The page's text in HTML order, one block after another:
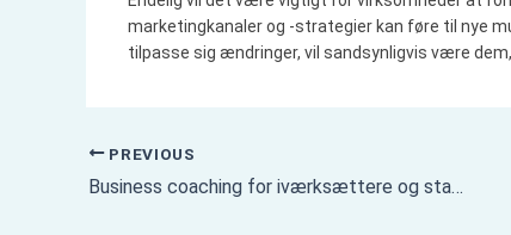
marketingkanaler og -strategier kan føre til nye
tilpasse sig ændringer, vil sandsynligvis være
PREVIOUS
Business coaching for iværksættere og startup-ledere